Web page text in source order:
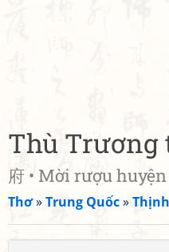
Thù Trương
府 • Mời rượu
Thơ»Trung Quốc»